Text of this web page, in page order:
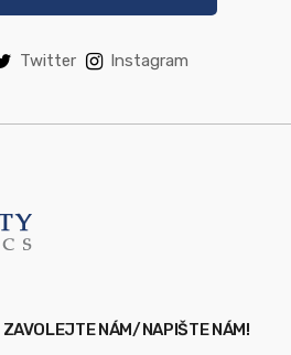
Twitter Instagram
ZAVOLEJTE NÁM/NAPIŠTE NÁM!